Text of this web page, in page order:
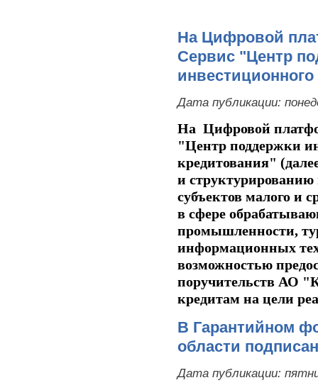
На Цифровой
Сервис "Центр
Дата публикации:
На Цифровой
"Центр поддержки
кредитования"
и
субъектов малого и
в сфере
промышленности,
информационных
возможностью
поручительств АО
кредитам на цели
В Гарантийном
области
Дата публикации: